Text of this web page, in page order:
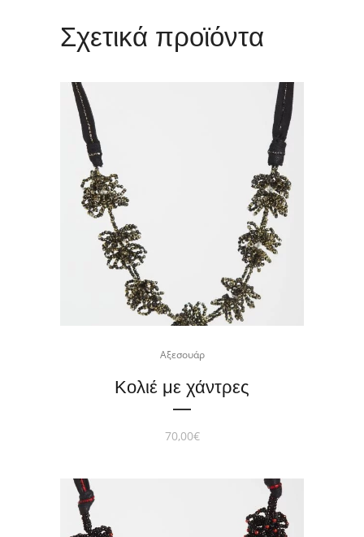
Σχετικά προϊόντα
Αξεσουάρ
Κολιέ με χάντρες
70,00€